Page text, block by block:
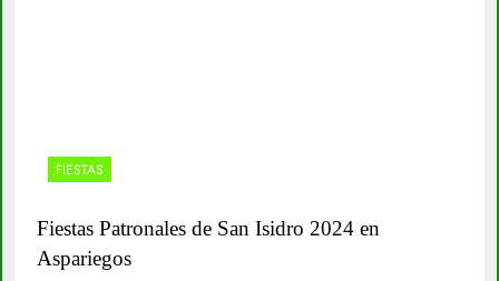
FIESTAS
Fiestas Patronales de San Isidro 2024 en
Aspariegos